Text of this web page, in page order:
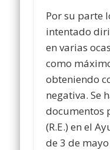
Por su parte
intentado
en varias
como
obteniendo
negativa. Se
documentos
(R.E.) en el
de 3 de